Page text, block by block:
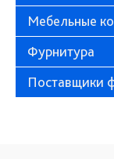
Мебельные
Фурнитура
Поставщики